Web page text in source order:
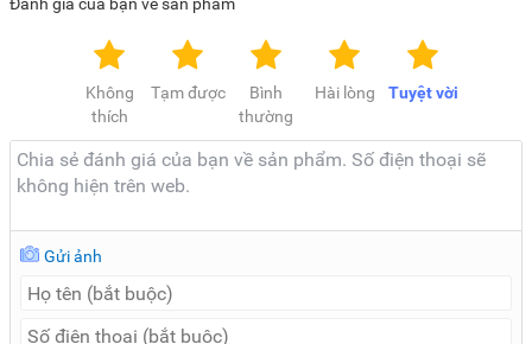
Tuyệt vời
Hài lòng
Bình
thường
Tạm được
Không
thích
Gửi ảnh